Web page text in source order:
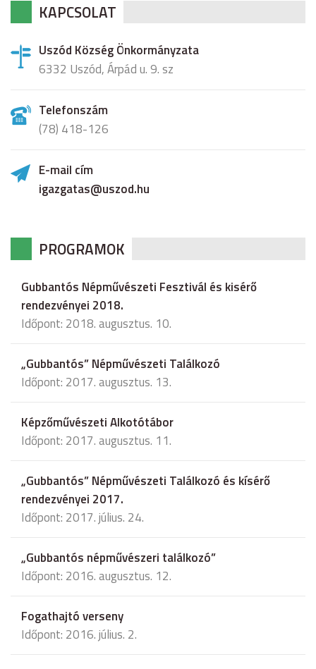
KAPCSOLAT
Uszód Község Önkormányzata
6332 Uszód, Árpád u. 9. sz
Telefonszám
(78) 418-126
E-mail cím
igazgatas@uszod.hu
PROGRAMOK
Gubbantós Népművészeti Fesztivál és kisérő
rendezvényei 2018.
Időpont: 2018. augusztus. 10.
„Gubbantós” Népművészeti Találkozó
Időpont: 2017. augusztus. 13.
Képzőművészeti Alkotótábor
Időpont: 2017. augusztus. 11.
„Gubbantós” Népművészeti Találkozó és kísérő
rendezvényei 2017.
Időpont: 2017. július. 24.
„Gubbantós népművészeri találkozó”
Időpont: 2016. augusztus. 12.
Fogathajtó verseny
Időpont: 2016. július. 2.